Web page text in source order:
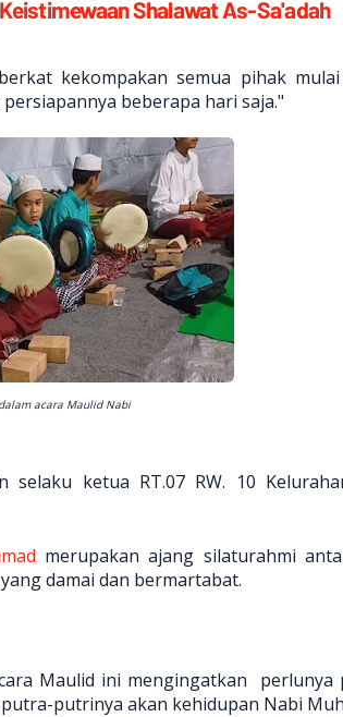
Shalawat As-Sa'adah
kekompakan semua pihak mulai
beberapa hari saja."
acara Maulid Nabi
selaku ketua RT.07 RW. 10
merupakan ajang silaturahmi
damai dan bermartabat.
Maulid ini mengingatkan perlunya
putrinya akan kehidupan Nabi